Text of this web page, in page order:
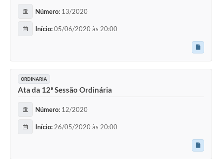
Número: 13/2020
Início:05/06/2020 às 20:00
ORDINÁRIA
Ata da 12ª Sessão Ordinária
Número: 12/2020
Início: 26/05/2020 às 20:00